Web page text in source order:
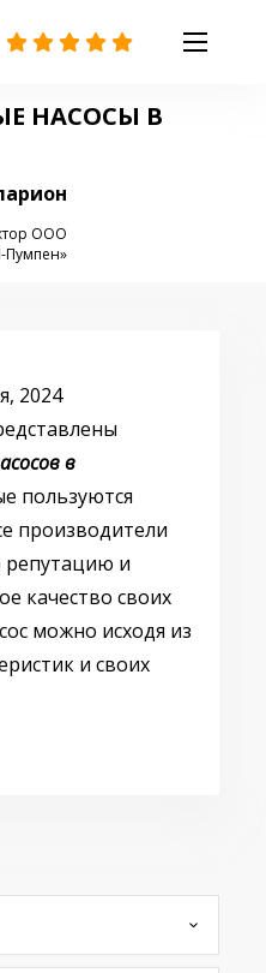
НАСОСЫ В
ООО
2024
в
пользуются
производители
и
качество своих
можно исходя из
и своих